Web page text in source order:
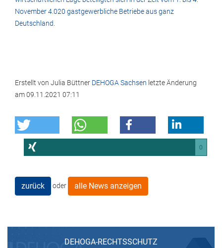
November 4.020 gastgewerbliche Betriebe aus ganz
Deutschland.
Erstellt von Julia Büttner DEHOGA Sachsen letzte Änderung
am09.11.2021 07:11
0
zurück oder alle News anzeigen
DEHOGA-RECHTSSCHUTZ